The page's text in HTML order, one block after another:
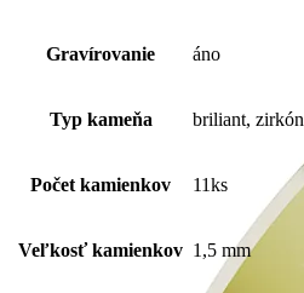
Gravírovanie áno
Typ kameňa briliant, zirkón
Počet kamienkov 11ks
Veľkosť kamienkov 1,5 mm